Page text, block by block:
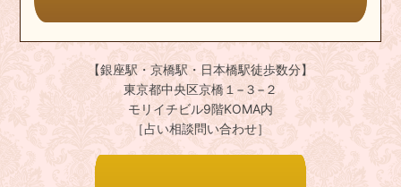
【銀座駅・京橋駅・日本橋駅徒歩数分】
東京都中央区京橋１−３−２
モリイチビル9階KOMA内
［占い相談問い合わせ］